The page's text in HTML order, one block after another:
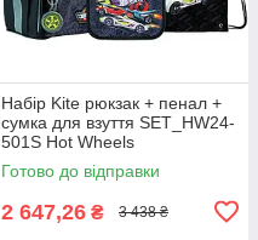
Набір Kite рюкзак + пенал +
сумка для взуття SET_HW24-
501S Hot Wheels
Готово до відправки
2 647,26 ₴ 3 438 ₴